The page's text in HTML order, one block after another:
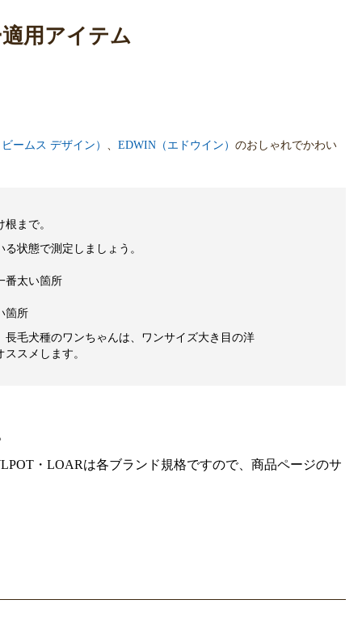
用アイテム
ームス デザイン） 、 EDWIN（エドウイン） のおしゃれでかわい
まで。
状態で測定しましょう。
番太い箇所
箇所
毛犬種のワンちゃんは、ワンサイズ大き目の洋
スメします。
・LOARは各ブランド規格ですので、商品ページのサ